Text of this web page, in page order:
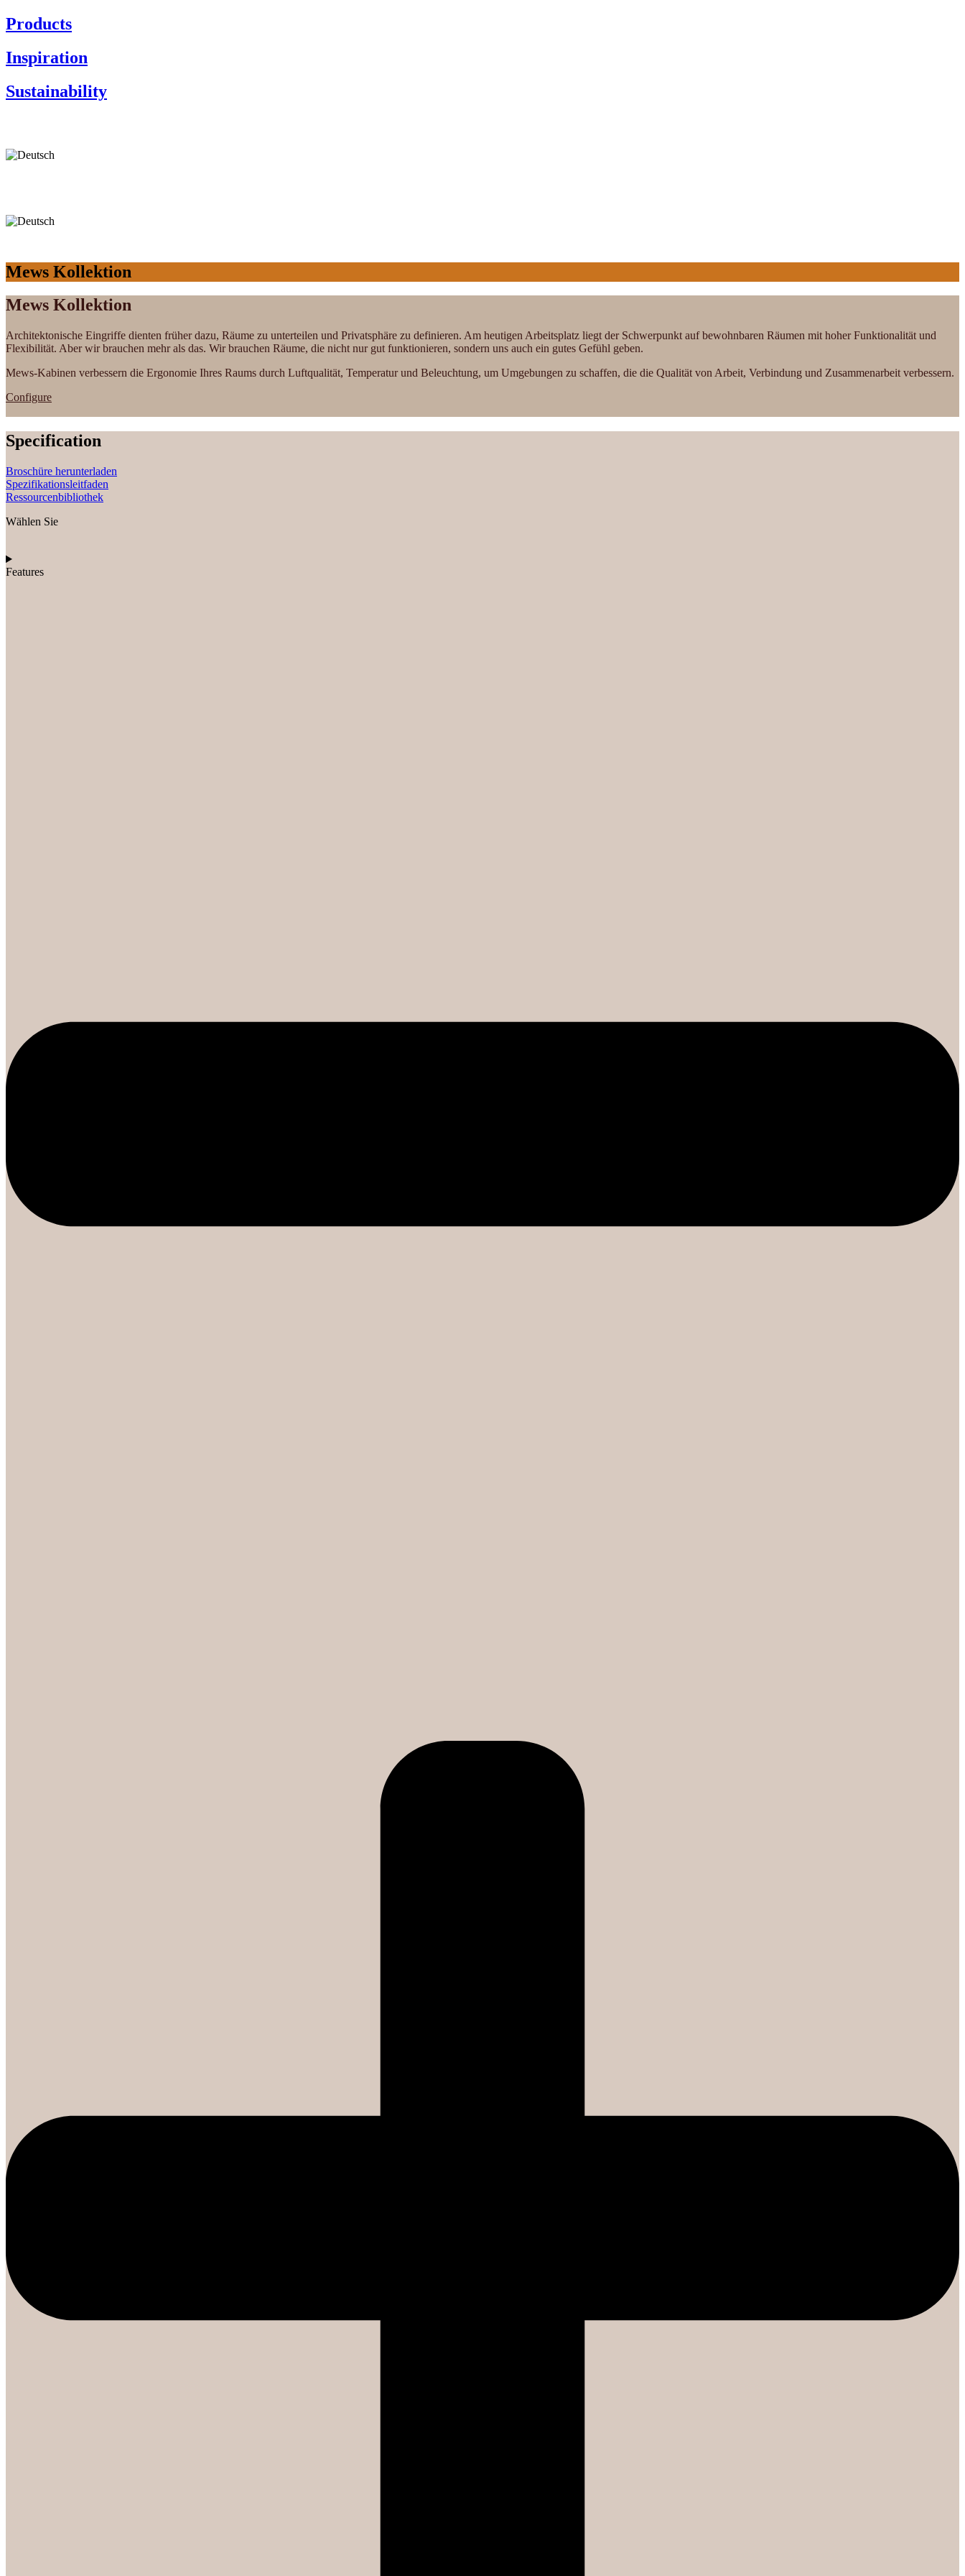
Products
Inspiration
Sustainability
Mews Kollektion
Mews Kollektion
Architektonische Eingriffe dienten früher dazu, Räume zu unterteilen und Privatsphäre zu definieren. Am heutigen Arbeitsplatz liegt der Schwerpunkt auf bewohnbaren Räumen mit hoher Funktionalität und
Flexibilität. Aber wir brauchen mehr als das. Wir brauchen Räume, die nicht nur gut funktionieren, sondern uns auch ein gutes Gefühl geben.
Mews-Kabinen verbessern die Ergonomie Ihres Raums durch Luftqualität, Temperatur und Beleuchtung, um Umgebungen zu schaffen, die die Qualität von Arbeit, Verbindung und Zusammenarbeit verbessern.
Configure
Specification
Broschüre herunterladen
Spezifikationsleitfaden
Ressourcenbibliothek
Wählen Sie
Features